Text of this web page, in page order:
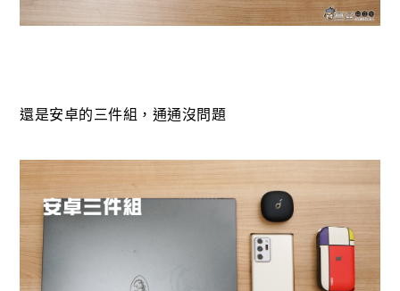
還是安卓的三件組，通通沒問題